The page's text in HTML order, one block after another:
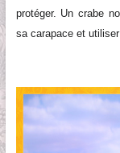
protéger. Un crabe
sa carapace et